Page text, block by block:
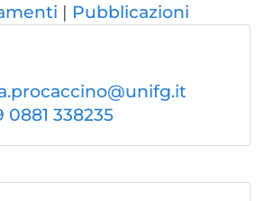
Pubblicazioni
0881 338235